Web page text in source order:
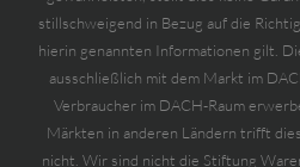
stillschweigend in Bezug auf die
hierin genannten Informationen gilt.
ausschließlich mit dem Markt im
Verbraucher im DACH-Raum
Märkten in anderen Ländern trifft
nicht. Wir sind nicht die Stiftung